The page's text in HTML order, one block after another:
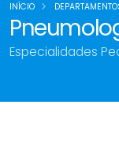
Especialidades
INÍCIO